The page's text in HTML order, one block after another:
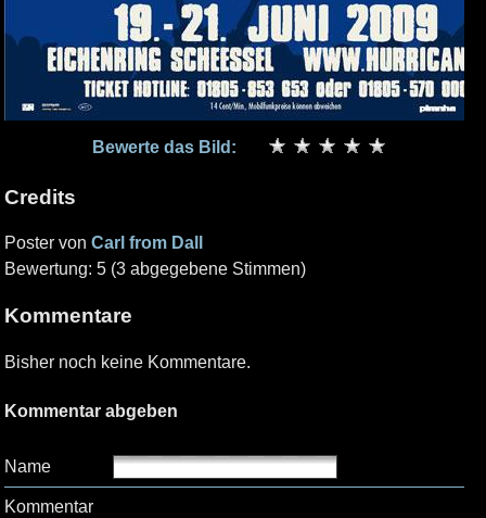
Bewerte das Bild:
Credits
Poster von Carl from Dall
Bewertung: 5 (3 abgegebene Stimmen)
Kommentare
Bisher noch keine Kommentare.
Kommentar abgeben
Name
Kommentar